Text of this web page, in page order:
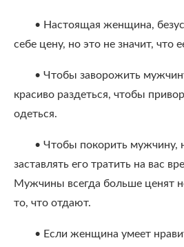
• Настоящая женщина,
себе цену, но это не значит, что
• Чтобы заворожить
красиво раздеться, чтобы
одеться.
• Чтобы покорить мужчину,
заставлять его тратить на вас
Мужчины всегда больше ценят
то, что отдают.
• Если женщина умеет